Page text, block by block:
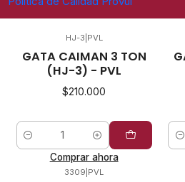
HJ-3 PVL
GATA CAIMAN 3 TON
(HJ-3) - PVL
$210.000
Cantidad
Comprar ahora
3309 PVL